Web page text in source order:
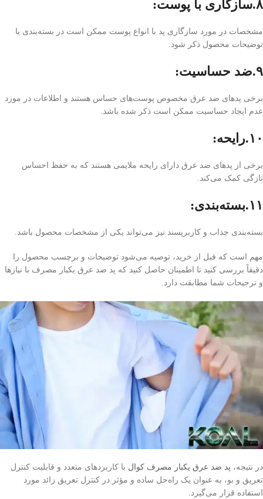
۸.سازگاری با پوست:
مشخصات در مورد سازگاری پد با انواع پوست ممکن است در بسته‌بندی یا
توضیحات محصول ذکر شود.
۹.ضد حساسیت:
برخی پدهای ضد عرق مخصوص پوست‌های حساس هستند و اطلاعات در مورد
عدم ایجاد حساسیت ممکن است ذکر شده باشد.
۱۰.رایحه:
برخی از پدهای ضد عرق دارای رایحه ملایمی هستند که به حفظ احساس
تازگی کمک می‌کند.
۱۱.بسته‌بندی:
بسته‌بندی جذاب و کاربرپسند نیز می‌تواند یکی از مشخصات محصول باشد.
مهم است که قبل از خرید، توصیه می‌شود توضیحات و برچسب محصول را
دقیقاً بررسی کنید تا اطمینان حاصل کنید که پد ضد عرق یکبار مصرف با نیازها
و ترجیحات شما مطابقت دارد.
در نتیجه، پد ضد عرق یکبار مصرف کوال با کاربردهای متعدد و قابلیت کنترل
تعریق و بو، به عنوان یک راه‌حل ساده و مؤثر در کنترل تعریق زائد مورد
استفاده قرار می‌گیرد.